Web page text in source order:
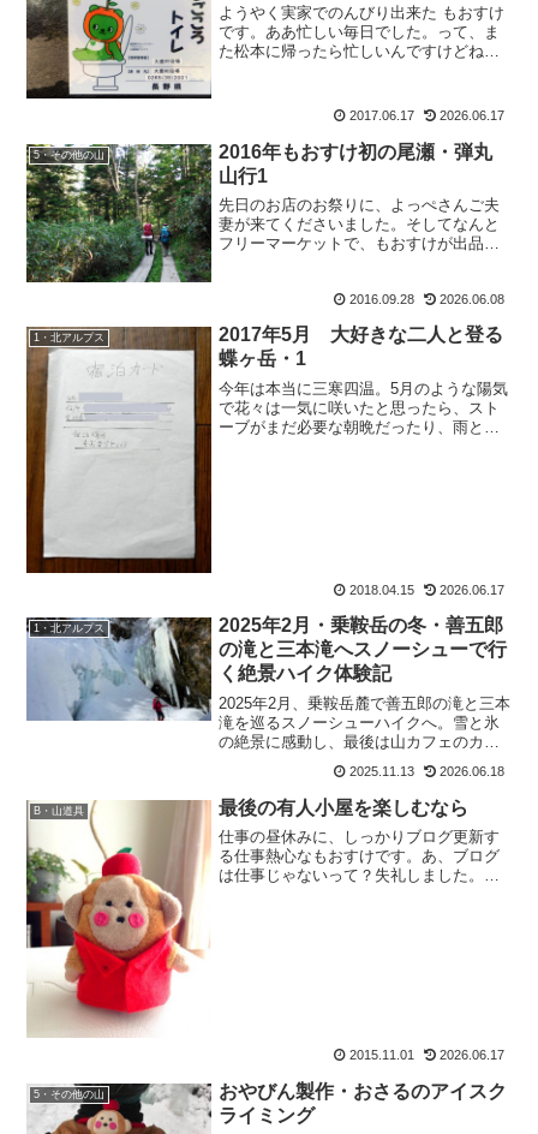
ようやく実家でのんびり出来た もおすけ
です。ああ忙しい毎日でした。って、ま
た松本に帰ったら忙しいんですけどね。5
戻ったので、これから怒涛の更新撃をお
2017.06.17 2026.06.17
5・その他の山
2016年もおすけ初の尾瀬・弾丸
山行1
先日のお店のお祭りに、よっぺさんご夫
妻が来てくださいました。そしてなんと
フリーマーケットで、もおすけが出品し
論くまこさんが作って下さった先生じゃ
なくて姉が沢山買ってくれ...
2016.09.28 2026.06.08
1・北アルプス
2017年5月 大好きな二人と登る
蝶ヶ岳・1
今年は本当に三寒四温。5月のような陽気
で花々は一気に咲いたと思ったら、スト
ーブがまだ必要な朝晩だったり、雨と風
2018.04.15 2026.06.17
1・北アルプス
2025年2月・乗鞍岳の冬・善五郎
の滝と三本滝へスノーシューで行
く絶景ハイク体験記
2025年2月、乗鞍岳麓で善五郎の滝と三本
滝を巡るスノーシューハイクへ。雪と氷
の絶景に感動し、最後は山カフェのカレ
2025.11.13 2026.06.18
B・山道具 最後の有人小屋を楽しむなら
仕事の昼休みに、しっかりブログ更新す
る仕事熱心なもおすけです。あ、ブログ
は仕事じゃないって？失礼しました。で
2015.11.01 2026.06.17
5・その他の山
おやびん製作・おさるのアイスク
ライミング